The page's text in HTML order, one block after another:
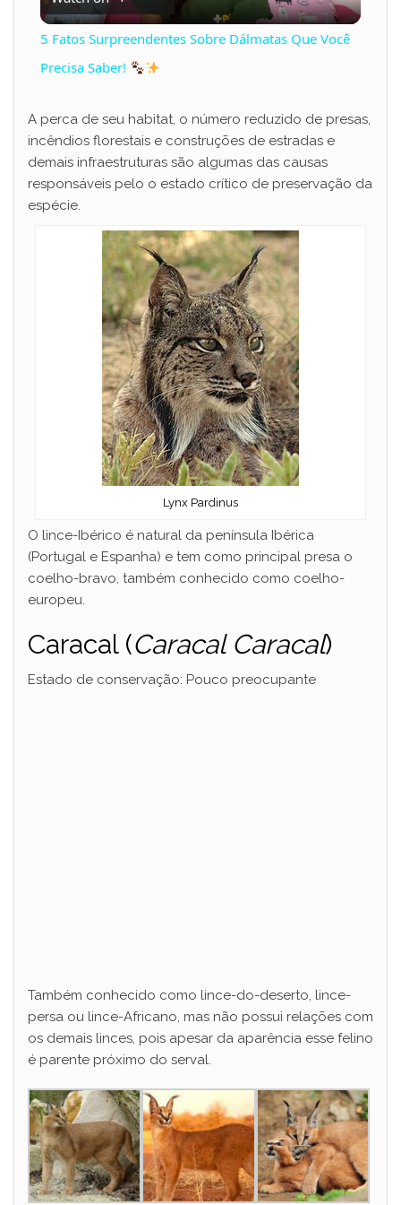
l
y
V
i
d
e
o
5 Fatos Surpreendentes Sobre Dálmatas Que Você
Precisa Saber!
A perca de seu habitat, o número reduzido de presas,
incêndios florestais e construções de estradas e
demais infraestruturas são algumas das causas
responsáveis pelo o estado crítico de preservação da
espécie.
Lynx Pardinus
O lince-Ibérico é natural da península Ibérica
(Portugal e Espanha) e tem como principal presa o
coelho-bravo, também conhecido como coelho-
europeu.
Caracal (Caracal Caracal)
Estado de conservação: Pouco preocupante
Também conhecido como lince-do-deserto, lince-
persa ou lince-Africano, mas não possui relações com
os demais linces, pois apesar da aparência esse felino
é parente próximo do serval.